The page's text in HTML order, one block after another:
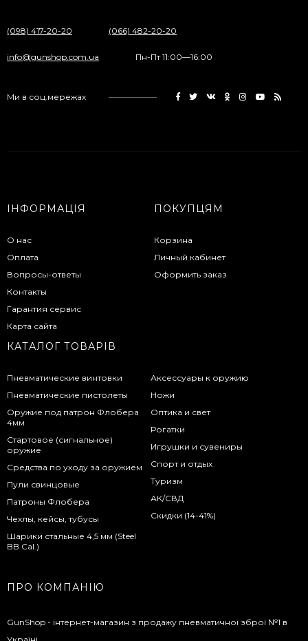
(098) 417-20-20 (066) 482-20-20
info@gunshop.com.ua Пн-Пт 11:00—16:00
Ми в соц.мережах
ІНФОРМАЦІЯ
О нас
Оплата
Вопросы-ответы
Контакты
Гарантия сервис
Карта сайта
ПОКУПЦЯМ
Корзина
Личный кабинет
Оформить заказ
КАТАЛОГ ТОВАРІВ
Пневматические винтовки
Пневматические пистолеты
Оружие под патрон Флобера
4мм
Стартовое (сигнальное)
оружие
Средства по уходу за оружием
Пули свинцовые
Патроны Флобера
Чехлы, кейсы, тубусы
Шарики стальные 4,5 мм (Steel
BB Cal.)
Аксессуары к оружию
Ножи
Оптика и свет
Рогатки
Игрушки и сувениры
Спорт и отдых
Туризм
АК/СВД
Скидки (14-41%)
ПРО КОМПАНІЮ
GunShop - інтернет-магазин з продажу пневматичної зброї №1 в